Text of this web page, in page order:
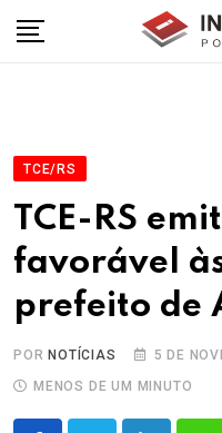
TCE/RS
TCE-RS
favorável
prefeito de
POR NOTÍCIAS
5 DE
MENOS DE UM MINUTO